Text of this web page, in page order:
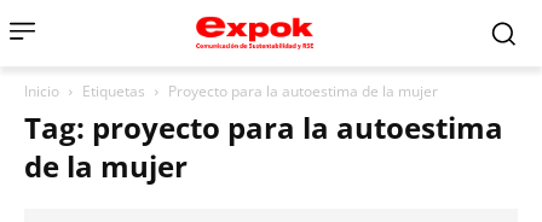
Inicio Etiquetas Proyecto para la autoestima de la mujer
Tag: proyecto para la autoestima
de la mujer